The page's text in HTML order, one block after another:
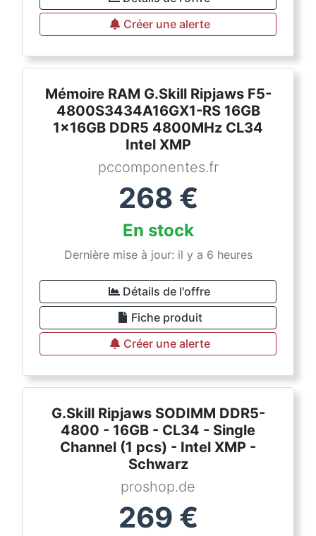
Créer une alerte
Mémoire RAM G.Skill Ripjaws F5-
4800S3434A16GX1-RS 16GB
1x16GB DDR5 4800MHz CL34
Intel XMP
pccomponentes.fr
268 €
En stock
Dernière mise à jour: il y a 6 heures
Détails de l'offre
Fiche produit
Créer une alerte
G.Skill Ripjaws SODIMM DDR5-
4800 - 16GB - CL34 - Single
Channel (1 pcs) - Intel XMP -
Schwarz
proshop.de
269 €